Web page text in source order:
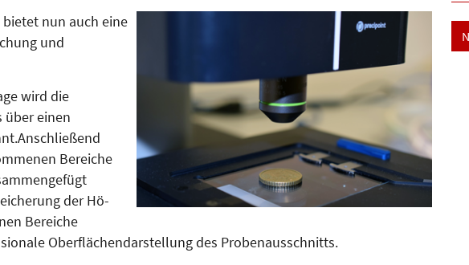
bietet nun auch eine
und
wird die
über einen
Bereiche
der Hö­­
Be­rei­che
Ober­flächendarstellung des Pro­ben­aus­­schnitts.